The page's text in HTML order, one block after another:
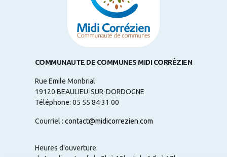
COMMUNAUTE DE COMMUNES MIDI CORRÉZIEN
Rue Emile Monbrial
19120 BEAULIEU-SUR-DORDOGNE
Téléphone: 05 55 84 31 00
Courriel : contact@midicorrezien.com
Heures d'ouverture: